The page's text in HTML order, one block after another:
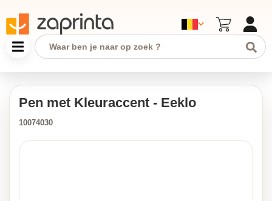
Pen met Kleuraccent - Eeklo
10074030